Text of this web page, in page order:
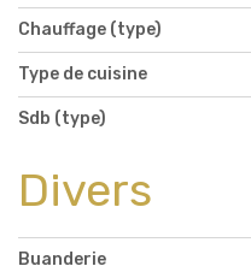
Chauffage (type)
Type de cuisine
Sdb (type)
Divers
Buanderie